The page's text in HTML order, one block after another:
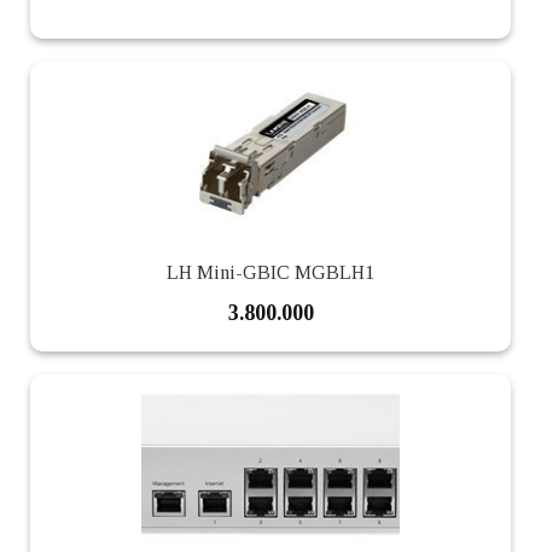
LH Mini-GBIC MGBLH1
3.800.000